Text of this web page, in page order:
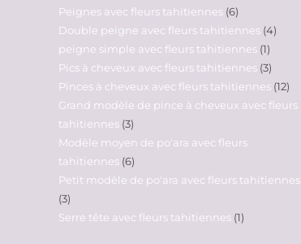
Peignes avec fleurs tahitiennes 6
Double peigne avec fleurs tahitiennes 4
peigne simple avec fleurs tahitiennes 1
Pics à cheveux avec fleurs tahitiennes 3
Pinces à cheveux avec fleurs tahitiennes 12
Grand modèle de pince à cheveux avec fleurs
tahitiennes 3
Modèle moyen de po'ara avec fleurs
tahitiennes 6
Petit modèle de po'ara avec fleurs tahitiennes
3
Serre tête avec fleurs tahitiennes 1